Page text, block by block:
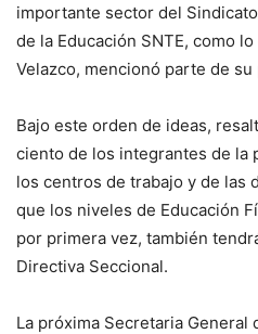
importante sector del
de la Educación SNTE, como
Velazco, mencionó parte de su
Bajo este orden de ideas,
ciento de los integrantes de la
los centros de trabajo y de las
que los niveles de Educación
por primera vez, también
Directiva Seccional.
La próxima Secretaria General